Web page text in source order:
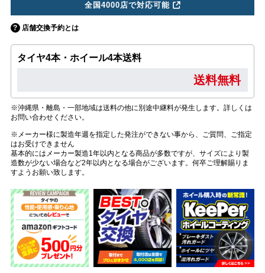
全国4000店で対応可能
店舗交換予約とは
タイヤ4本・ホイール4本送料
送料無料
※沖縄県・離島・一部地域は送料の他に別途中継料が発生します。詳しくは
お問い合わせください。
※メーカー様に製造年週を指定した発注ができない事から、ご質問、ご指定
はお受けできません
基本的にはメーカー製造1年以内となる商品が多数ですが、サイズにより製
造数が少ない場合など2年以内となる場合がございます。何卒ご理解賜りま
すようお願い致します。